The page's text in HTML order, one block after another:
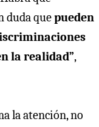
duda quepueden
la realidad”,
la atención, no